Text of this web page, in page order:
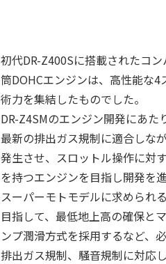
初代DR-Z400Sに搭載されたコ
筒DOHCエンジンは、高性能な
術力を集結したものでした。
DR-Z4SMのエンジン開発にあた
最新の排出ガス規制に適合しな
発生させ、スロットル操作に対
を持つエンジンを目指し開発を
スーパーモトモデルに求められ
目指して、最低地上高の確保と
ンプ潤滑方式を採用するなど、
排出ガス規制、騒音規制に対応し